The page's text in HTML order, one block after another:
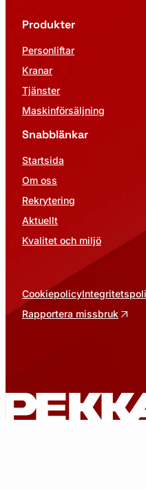
Produkter
Personliftar
Kranar
Tjänster
Maskinförsäljning
Snabblänkar
Startsida
Om oss
Rekrytering
Aktuellt
Kvalitet och miljö
Cookiepolicy
Rapportera missbruk